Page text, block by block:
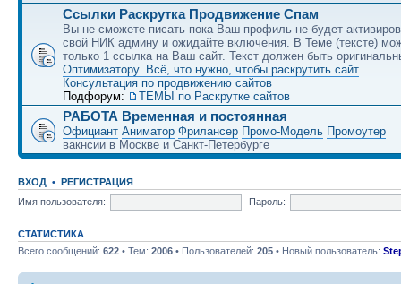
Ссылки Раскрутка Продвижение Спам
Вы не сможете писать пока Ваш профиль не будет
свой НИК админу и ожидайте включения. В Теме (тексте)
только 1 ссылка на Ваш сайт. Текст должен быть
Оптимизатору. Всё, что нужно, чтобы раскрутить сайт
Консультация по продвижению сайтов
Подфорум:
ТЕМЫ по Раскрутке сайтов
РАБОТА Временная и постоянная
Официант Аниматор Фрилансер Промо-Модель Промоутер
вакнсии в Москве и Санкт-Петербурге
ВХОД • РЕГИСТРАЦИЯ
Имя пользователя:
Пароль:
СТАТИСТИКА
Всего сообщений: 622 • Тем: 2006 • Пользователей: 205 • Новый пользователь: